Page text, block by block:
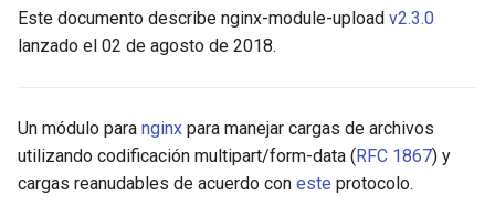
$is_tv
upload_limit_rate
upload_tame_arrays
counter
dns-server
Este documento describe nginx-module-upload v2.3.0
lanzado el 02 de agosto de 2018.
Un módulo para nginx para manejar cargas de archivos
utilizando codificación multipart/form-data (RFC 1867) y
cargas reanudables de acuerdo con este protocolo.